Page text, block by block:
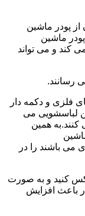
پودر ماشین
ماشین
کند و می تواند
رسانند.
فلزی و دکمه دار
لباسشویی می
همین
می باشند را در
کنید و به صورت
باعث افزایش